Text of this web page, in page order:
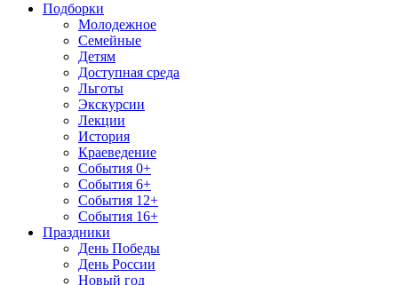
Подборки
Молодежное
Семейные
Детям
Доступная среда
Льготы
Экскурсии
Лекции
История
Краеведение
События 0+
События 6+
События 12+
События 16+
Праздники
День Победы
День России
Новый год